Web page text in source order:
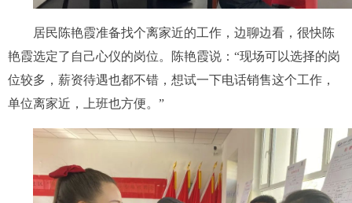
居民陈艳霞准备找个离家近的工作，边聊边看，很快陈
艳霞选定了自己心仪的岗位。 陈艳霞说：“现场可以选择的岗
位较多，薪资待遇也都不错，想试一下电话销售这个工作，
单位离家近，上班也方便。”